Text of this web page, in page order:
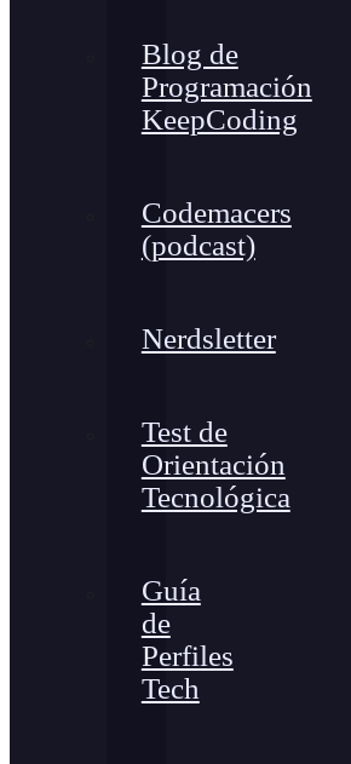
Blog de
Programación
KeepCoding
Codemacers
(podcast)
Nerdsletter
Test de
Orientación
Tecnológica
Guía
de
Perfiles
Tech